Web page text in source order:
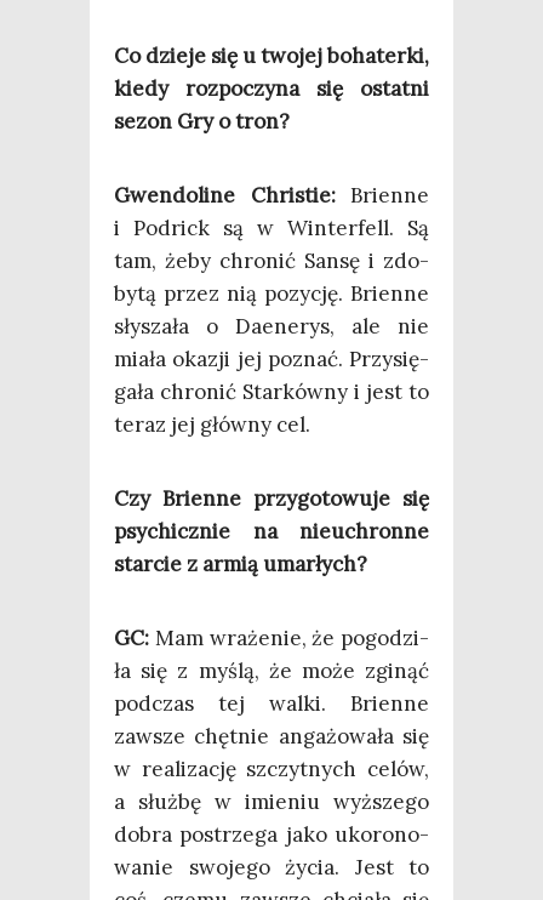
Co dzie­je się u two­jej boha­ter­ki,
kie­dy roz­po­czy­na się ostat­ni
sezon Gry o tron?
Gwen­do­li­ne Chri­stie:Brien­ne
i Pod­rick są w Win­ter­fell. Są
tam, żeby chro­nić San­sę i zdo­
by­tą przez nią pozy­cję. Brien­ne
sły­sza­ła o Daene­rys, ale nie
mia­ła oka­zji jej poznać. Przy­się­
ga­ła chro­nić Star­ków­ny i jest to
teraz jej głów­ny cel.
Czy Brien­ne przy­go­to­wu­je się
psy­chicz­nie na nie­uchron­ne
star­cie z armią umarłych?
GC: Mam wra­że­nie, że pogo­dzi­
ła się z myślą, że może zgi­nąć
pod­czas tej wal­ki. Brien­ne
zawsze chęt­nie anga­żo­wa­ła się
w reali­za­cję szczyt­nych celów,
a służ­bę w imie­niu wyż­sze­go
dobra postrze­ga jako uko­ro­no­
wa­nie swo­je­go życia. Jest to